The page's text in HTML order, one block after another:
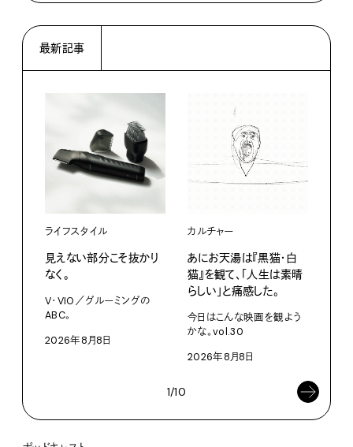
最新記事
ライフスタイル
見えない部分こそ抜かり
なく。
V・VIO／グルーミングの
ABC。
2026年8月8日
カルチャー
あにお天湯は『黒猫・白
猫』を観て、「人生は素晴
らしい」と痛感した。
今日はこんな映画を観よう
かな。vol.30
2026年8月8日
1/10